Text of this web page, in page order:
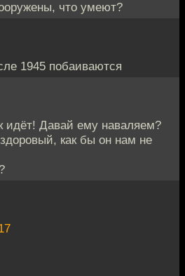
что умеют?
1945 побаиваются
идёт! Давай ему наваляем?
как бы он нам не